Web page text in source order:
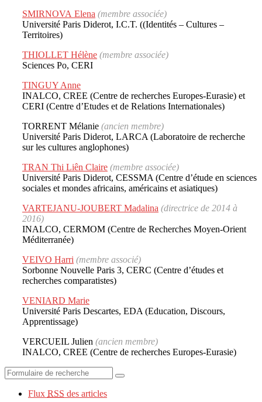
SMIRNOVA Elena (membre associée)
Université Paris Diderot, I.C.T. ((Identités – Cultures –
Territoires)
THIOLLET Hélène (membre associée)
Sciences Po, CERI
TINGUY Anne
INALCO, CREE (Centre de recherches Europes-Eurasie) et
CERI (Centre d’Etudes et de Relations Internationales)
TORRENT Mélanie (ancien membre)
Université Paris Diderot, LARCA (Laboratoire de recherche
sur les cultures anglophones)
TRAN Thi Liên Claire (membre associée)
Université Paris Diderot, CESSMA (Centre d’étude en sciences
sociales et mondes africains, américains et asiatiques)
VARTEJANU-JOUBERT Madalina (directrice de 2014 à
2016)
INALCO, CERMOM (Centre de Recherches Moyen-Orient
Méditerranée)
VEIVO Harri (membre associé)
Sorbonne Nouvelle Paris 3, CERC (Centre d’études et
recherches comparatistes)
VENIARD Marie
Université Paris Descartes, EDA (Education, Discours,
Apprentissage)
VERCUEIL Julien (ancien membre)
INALCO, CREE (Centre de recherches Europes-Eurasie)
Flux RSS des articles